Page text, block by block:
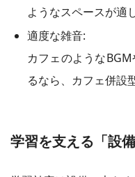
ようなスペースが適
適度な雑音:
カフェのような
るなら、カフェ併設
学習を支える「設